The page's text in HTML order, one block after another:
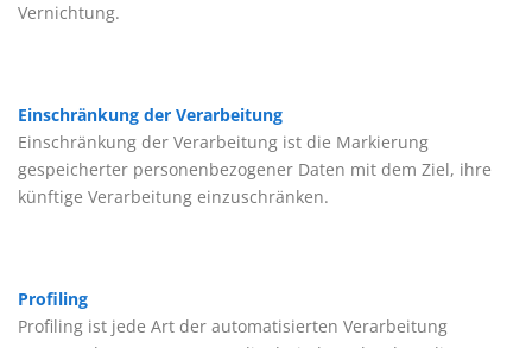
Vernichtung.
Einschränkung der Verarbeitung
Einschränkung der Verarbeitung ist die Markierung
gespeicherter personenbezogener Daten mit dem Ziel, ihre
künftige Verarbeitung einzuschränken.
Profiling
Profiling ist jede Art der automatisierten Verarbeitung